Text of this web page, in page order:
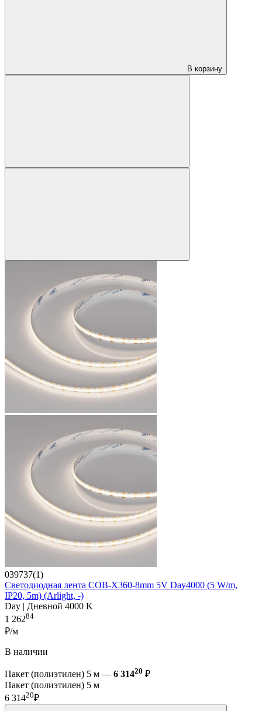
В корзину
039737(1)
Светодиодная лента COB-X360-8mm 5V Day4000 (5 W/m,
IP20, 5m) (Arlight, -)
Day | Дневной 4000 K
1 26284
₽/м
В наличии
Пакет (полиэтилен) 5 м — 6 31420 ₽
Пакет (полиэтилен) 5 м
6 31420₽